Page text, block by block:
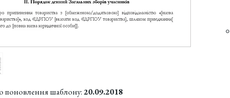
поновлення шаблону:20.09.2018